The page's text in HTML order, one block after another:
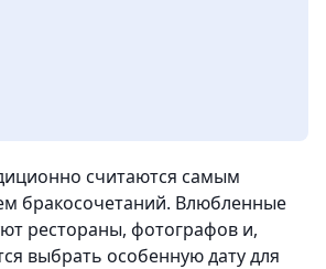
считаются самым
бракосочетаний. Влюбленные
рестораны, фотографов и,
выбрать особенную дату для